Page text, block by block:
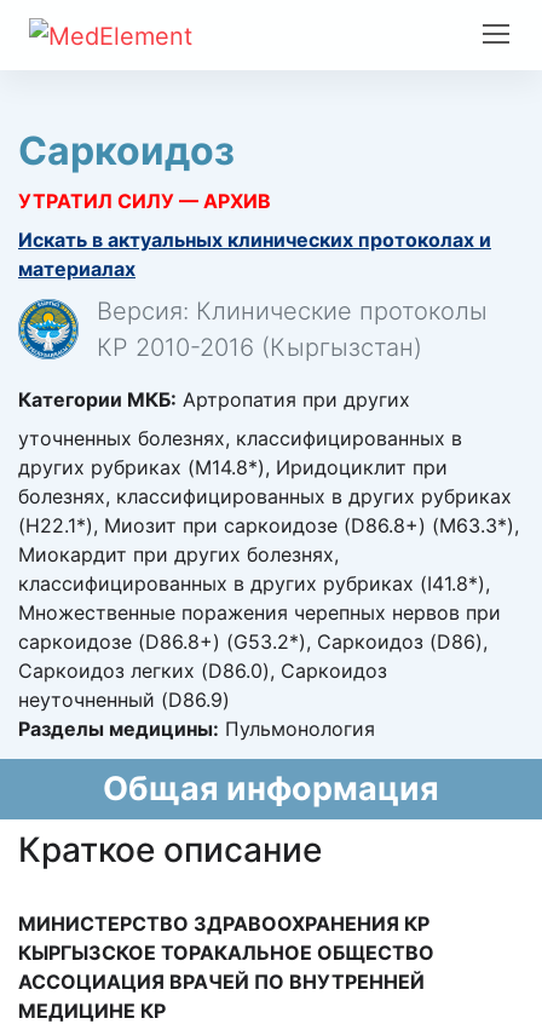
Саркоидоз
УТРАТИЛ СИЛУ — АРХИВ
Искать в актуальных клинических протоколах и
материалах
Версия: Клинические протоколы
КР 2010-2016 (Кыргызстан)
Категории МКБ: Артропатия при других
уточненных болезнях, классифицированных в
других рубриках (M14.8*), Иридоциклит при
болезнях, классифицированных в других рубриках
(H22.1*), Миозит при саркоидозе (D86.8+) (M63.3*),
Миокардит при других болезнях,
классифицированных в других рубриках (I41.8*),
Множественные поражения черепных нервов при
саркоидозе (D86.8+) (G53.2*), Саркоидоз (D86),
Саркоидоз легких (D86.0), Саркоидоз
неуточненный (D86.9)
Разделы медицины: Пульмонология
Общая информация
Краткое описание
МИНИСТЕРСТВО ЗДРАВООХРАНЕНИЯ КР
КЫРГЫЗСКОЕ ТОРАКАЛЬНОЕ ОБЩЕСТВО
АССОЦИАЦИЯ ВРАЧЕЙ ПО ВНУТРЕННЕЙ
МЕДИЦИНЕ КР